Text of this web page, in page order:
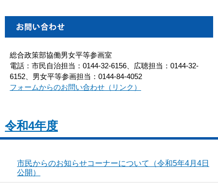
総合政策部協働男女平等参画室
電話：市民自治担当：0144-32-6156、広聴担当：0144-32-
6152、男女平等参画担当：0144-84-4052
フォームからのお問い合わせ（リンク）
令和4年度
市民からのお知らせコーナーについて（令和5年4月4日
公開）